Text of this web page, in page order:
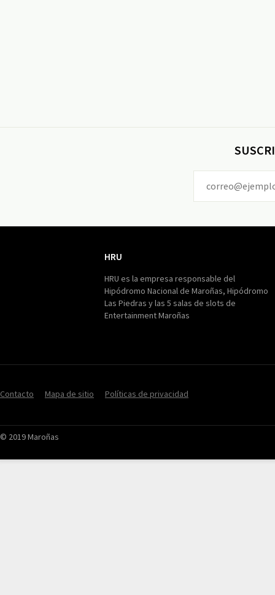
HRU
HRU es la empresa responsable del
Hipódromo Nacional de Maroñas, Hipódromo
Las Piedras y las 5 salas de slots de
Entertainment Maroñas
Contacto Mapa de sitio Políticas de privacidad
© 2019 Maroñas